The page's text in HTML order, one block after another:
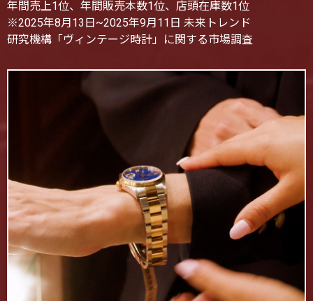
年間売上1位、年間販売本数1位、店頭在庫数1位
※2025年8月13日~2025年9月11日 未来トレンド
研究機構「ヴィンテージ時計」に関する市場調査